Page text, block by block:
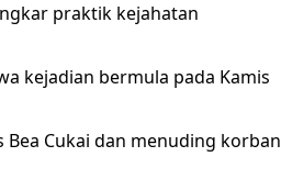
praktik kejahatan
kejadian bermula pada Kamis
Cukai dan menuding korban